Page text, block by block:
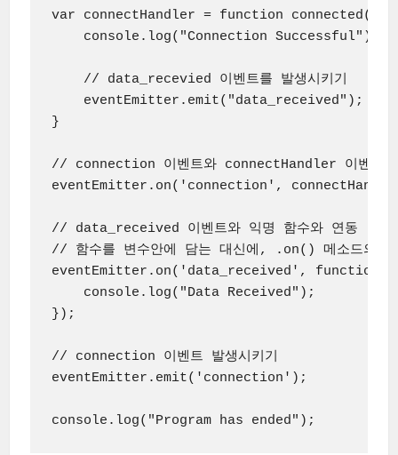
var connectHandler = function connected(){
    console.log("Connection Successful");
    // data_recevied 이벤트를 발생시키기
    eventEmitter.emit("data_received");
}
// connection 이벤트와 connectHandler 이벤트
eventEmitter.on('connection',
// data_received 이벤트와 익명 함수와 연동
// 함수를 변수안에 담는 대신에, .on() 메소드의 인
eventEmitter.on('data_received',
    console.log("Data Received");
});
// connection 이벤트 발생시키기
eventEmitter.emit('connection');